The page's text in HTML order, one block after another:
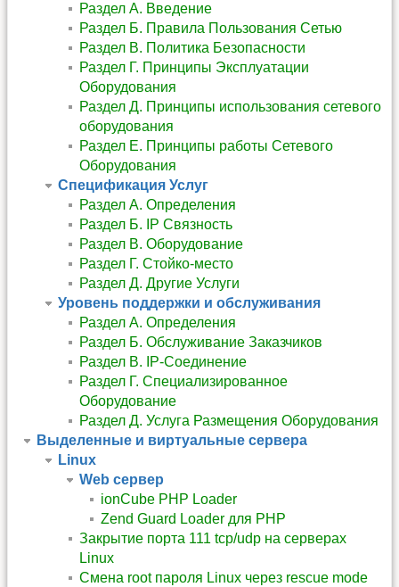
Раздел А. Введение
Раздел Б. Правила Пользования Сетью
Раздел В. Политика Безопасности
Раздел Г. Принципы Эксплуатации
Оборудования
Раздел Д. Принципы использования сетевого
оборудования
Раздел Е. Принципы работы Сетевого
Оборудования
Спецификация Услуг
Раздел A. Определения
Раздел Б. IP Связность
Раздел В. Оборудование
Раздел Г. Стойко-место
Раздел Д. Другие Услуги
Уровень поддержки и обслуживания
Раздел А. Определения
Раздел Б. Обслуживание Заказчиков
Раздел В. IP-Соединение
Раздел Г. Специализированное
Оборудование
Раздел Д. Услуга Размещения Оборудования
Выделенные и виртуальные сервера
Linux
Web сервер
ionCube PHP Loader
Zend Guard Loader для PHP
Закрытие порта 111 tcp/udp на серверах
Linux
Смена root пароля Linux через rescue mode